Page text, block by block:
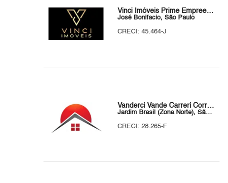
Vinci Imóveis Prime Empreendimentos
José Bonifacio, São Paulo
CRECI: 45.464-J
Vanderci Vande Carreri Corretor de Imóveis
Jardim Brasil (Zona Norte), São Paulo
CRECI: 28.265-F